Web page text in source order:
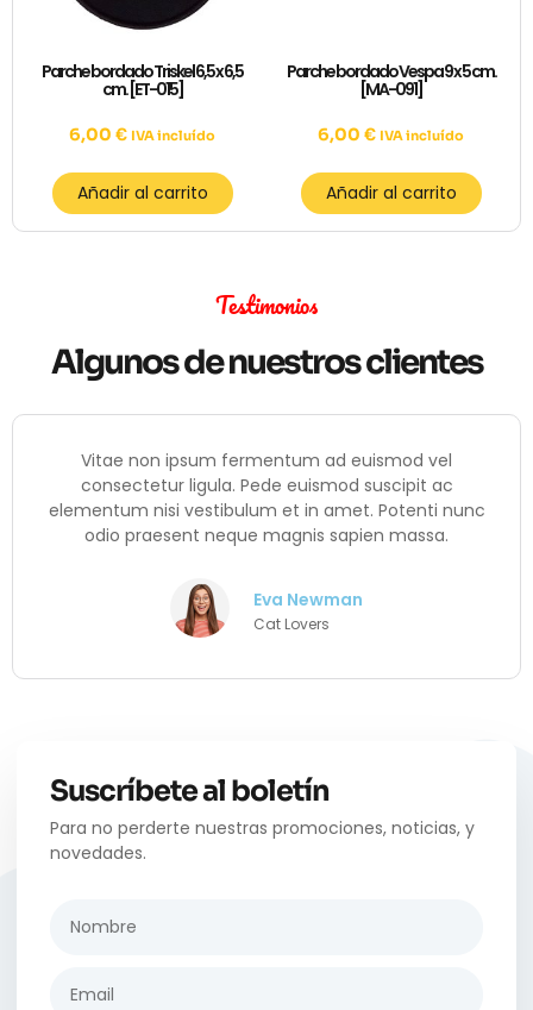
Parche bordado Triskel 6,5 x 6,5
cm. [ET-015]
6,00 € IVA incluído
Añadir al carrito
Parche bordado Vespa 9 x 5 cm.
[MA-091]
6,00 € IVA incluído
Añadir al carrito
Testimonios
Algunos de nuestros clientes
Vitae non ipsum fermentum ad euismod vel
consectetur ligula. Pede euismod suscipit ac
elementum nisi vestibulum et in amet. Potenti nunc
odio praesent neque magnis sapien massa.
Eva Newman
Cat Lovers
Suscríbete al boletín
Para no perderte nuestras promociones, noticias, y
novedades.